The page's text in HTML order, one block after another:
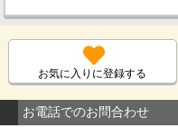
お気に入りに登録する
お電話でのお問合わせ